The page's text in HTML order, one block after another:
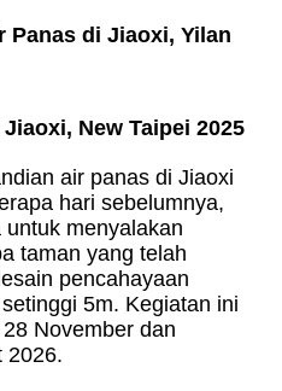
Panas di Jiaoxi, Yilan
New Taipei 2025
air panas di Jiaoxi
hari sebelumnya,
menyalakan
taman yang telah
pencahayaan
5m. Kegiatan ini
November dan
2026.